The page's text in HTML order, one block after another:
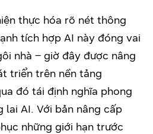
thực hóa rõ nét thông
tích hợp AI này đóng vai
nhà – giờ đây được nâng
triển trên nền tảng
đó tái định nghĩa phong
lai AI. Với bản nâng cấp
những giới hạn trước